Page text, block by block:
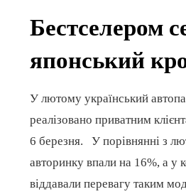
Бестселером
японський
У лютому український
реалізовано приватним
6 березня. У порівнянні з
авторинку впали на 16%, а у
віддавали перевагу таким